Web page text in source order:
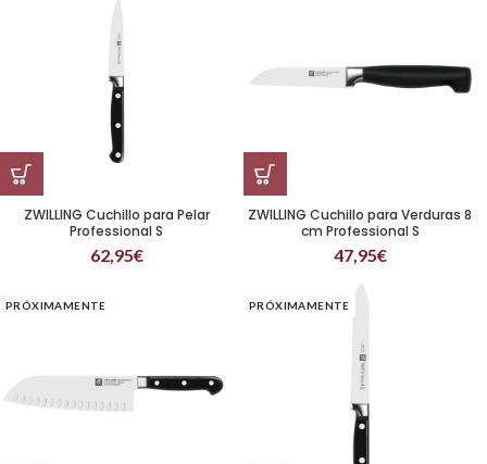
ZWILLING Cuchillo para Pelar
Professional S
62,95€
ZWILLING Cuchillo para Verduras 8
cm Professional S
47,95€
PRÓXIMAMENTE PRÓXIMAMENTE